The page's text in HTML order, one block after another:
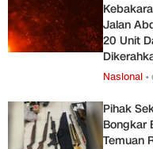
Jalan
20 Unit
Nasional •
Pihak
Bongkar
Temuan